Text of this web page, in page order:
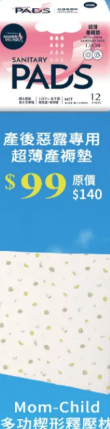
得成為主角 」
活悄悄產生改變。身
她們仍努力用最溫柔
最動人的地方，正是讓
實承載著許多故事；
太、誰的媽媽，而是最
造一段難忘回憶，而
，一句鼓勵、一份支